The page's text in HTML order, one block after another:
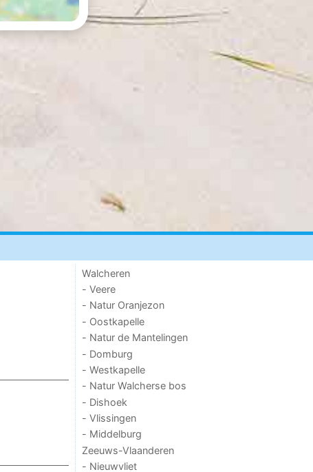
Walcheren
- Veere
- Natur Oranjezon
- Oostkapelle
- Natur de Mantelingen
- Domburg
- Westkapelle
- Natur Walcherse bos
- Dishoek
- Vlissingen
- Middelburg
Zeeuws-Vlaanderen
- Nieuwvliet